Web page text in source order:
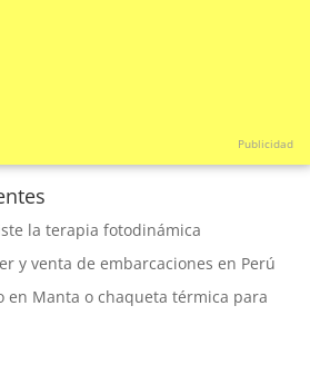
Publicidad
la terapia fotodinámica
y venta de embarcaciones en Perú
en Manta o chaqueta térmica para